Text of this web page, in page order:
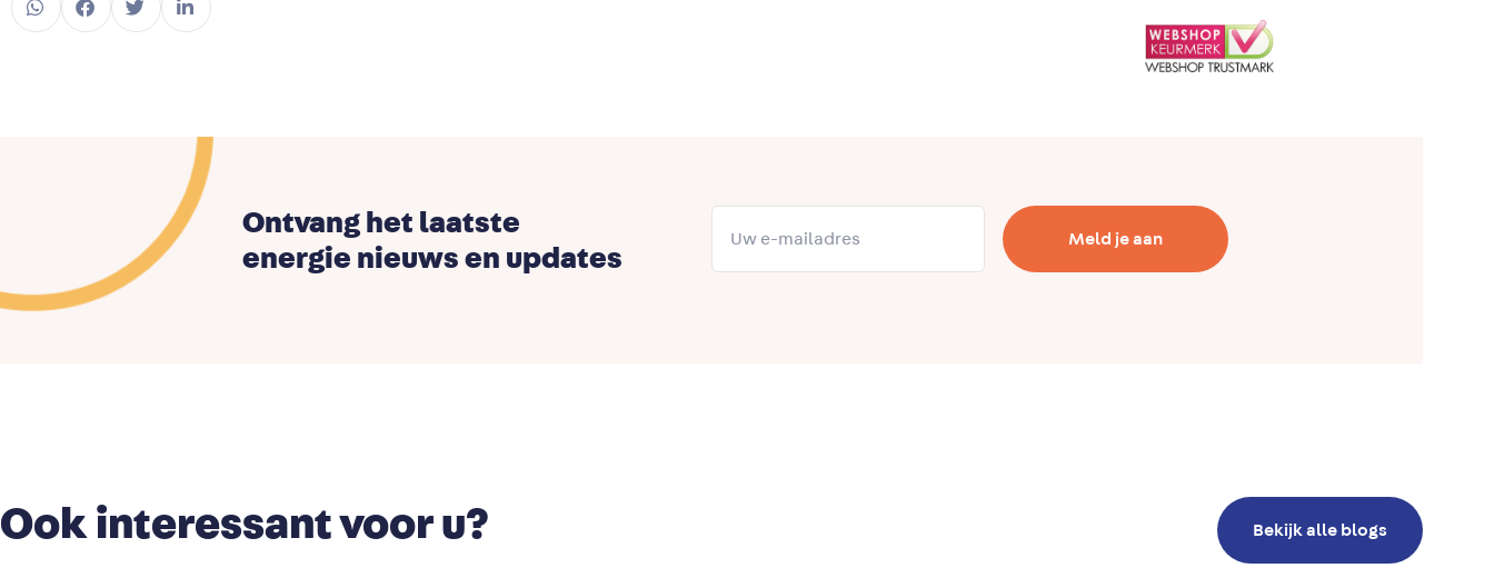
Ontvang het laatste
energie nieuws en updates
Meld je aan
Ook interessant voor u? Bekijk alle blogs